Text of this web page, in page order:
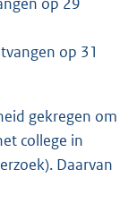
op 31
gekregen om
college in
Daarvan